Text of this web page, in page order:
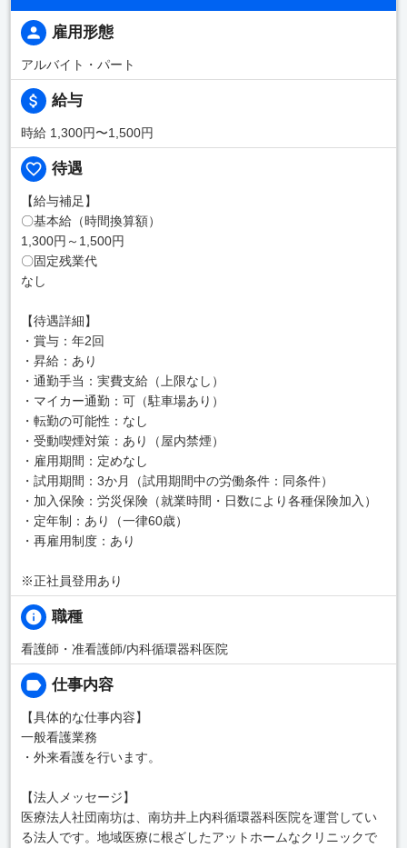
雇用形態
アルバイト・パート
給与
時給 1,300円〜1,500円
待遇
【給与補足】
〇基本給（時間換算額）
1,300円～1,500円
〇固定残業代
なし
【待遇詳細】
・賞与：年2回
・昇給：あり
・通勤手当：実費支給（上限なし）
・マイカー通勤：可（駐車場あり）
・転勤の可能性：なし
・受動喫煙対策：あり（屋内禁煙）
・雇用期間：定めなし
・試用期間：3か月（試用期間中の労働条件：同条件）
・加入保険：労災保険（就業時間・日数により各種保険加入）
・定年制：あり（一律60歳）
・再雇用制度：あり
※正社員登用あり
職種
看護師・准看護師/内科循環器科医院
仕事内容
【具体的な仕事内容】
一般看護業務
・外来看護を行います。
【法人メッセージ】
医療法人社団南坊は、南坊井上内科循環器科医院を運営してい
る法人です。地域医療に根ざしたアットホームなクリニックで